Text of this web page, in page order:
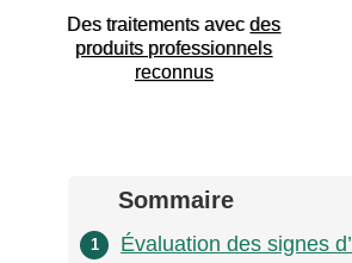
Des traitements avecdes
produits professionnels
reconnus
Sommaire
1 Évaluation des signes